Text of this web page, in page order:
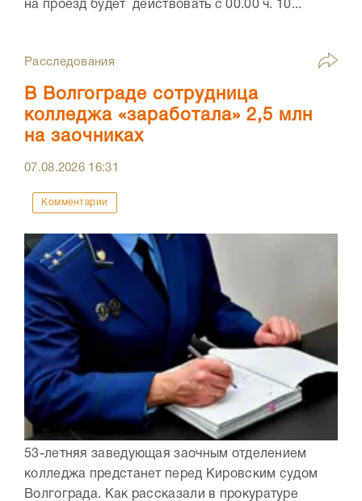
на проезд будет действовать с 00.00 ч. 10...
Расследования
В Волгограде сотрудница
колледжа «заработала» 2,5 млн
на заочниках
07.08.2026 16:31
Комментарии
53-летняя заведующая заочным отделением
колледжа предстанет перед Кировским судом
Волгограда. Как рассказали в прокуратуре